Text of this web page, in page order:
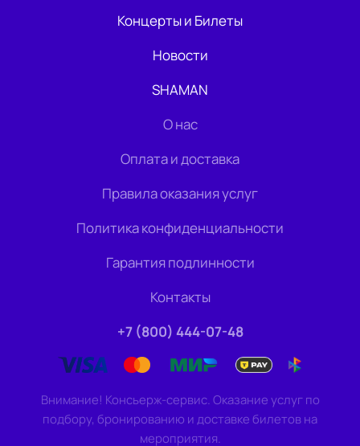
Концерты и Билеты
Новости
SHAMAN
О нас
Оплата и доставка
Правила оказания услуг
Политика конфиденциальности
Гарантия подлинности
Контакты
+7 (800) 444-07-48
Внимание! Консьерж-сервис. Оказание услуг по
подбору, бронированию и доставке билетов на
мероприятия.